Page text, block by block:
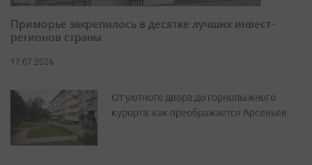
Приморье закрепилось в десятке лучших инвест-
регионов страны
17.07.2026
От уютного двора до горнолыжного
курорта: как преображается Арсеньев